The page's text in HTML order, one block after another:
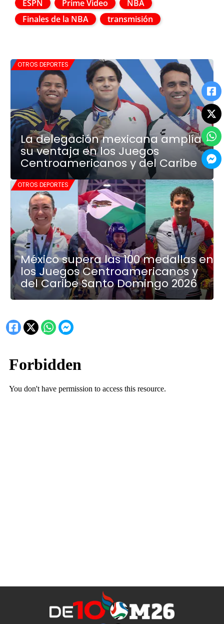
ESPN Prime Video
NBA
Finales de la NBA
transmisión
OTROS DEPORTES
La delegación mexicana amplía
su ventaja en los Juegos
Centroamericanos y del Caribe
OTROS DEPORTES
México supera las 100 medallas en
los Juegos Centroamericanos y
del Caribe Santo Domingo 2026